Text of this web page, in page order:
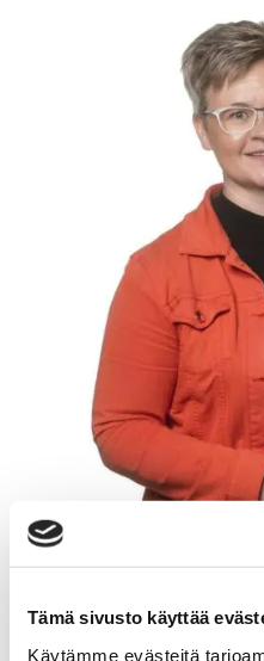
Tämä sivusto käyttää
Käytämme evästeitä
TANJA HEINONEN